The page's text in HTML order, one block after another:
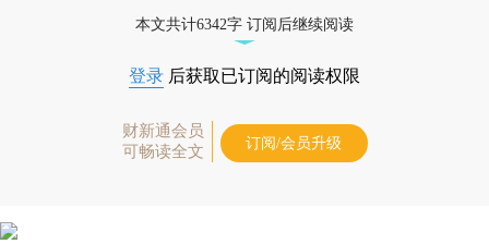
本文共计6342字 订阅后继续阅读
登录 后获取已订阅的阅读权限
财新通会员
可畅读全文
订阅/会员升级